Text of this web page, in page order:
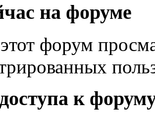
на форуме
форум
к